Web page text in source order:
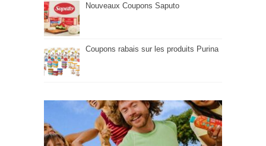
Nouveaux Coupons Saputo
Coupons rabais sur les produits Purina